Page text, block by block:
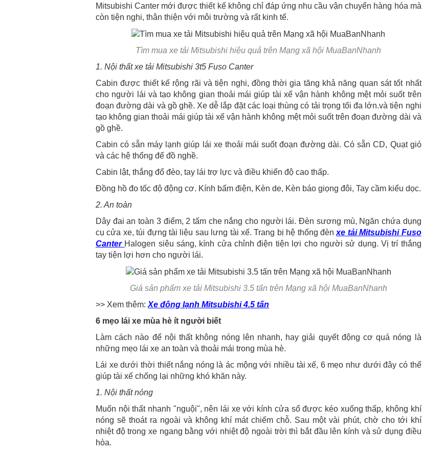
Mitsubishi Canter mới được thiết kế không chỉ đáp ứng nhu cầu vận chuyển hàng hóa mà
còn tiện nghi, thân thiện với môi trường và rất kinh tế.
Tìm mua xe tải Mitsubishi hiệu quả trên Mạng xã hội MuaBanNhanh
1. Nội thất xe tải Mitsubishi 3t5 Fuso Canter
Cabin được thiết kế rộng rãi và tiện nghi, đồng thời gia tăng khả năng quan sát tốt nhất
cho người lái và tạo không gian thoải mái giúp tài xế vận hành không mệt mỏi suốt trên
đoạn đường dài và gồ ghề. Xe dễ lắp đặt các loại thùng có tải trọng tối đa lớn.và tiện nghi
tạo không gian thoải mái giúp tài xế vận hành không mệt mỏi suốt trên đoạn đường dài và
gồ ghề.
Cabin có sẵn máy lạnh giúp lái xe thoải mái suốt đoạn đường dài. Có sẵn CD, Quạt gió
và các hệ thống để đồ nghề.
Cabin lật, thắng đổ đèo, tay lái trợ lực và điều khiển độ cao thấp.
Đồng hồ đo tốc độ động cơ. Kính bấm điện, Kèn de, Kèn báo giọng đôi, Tay cầm kiểu dọc.
2. An toàn
Dây đai an toàn 3 điểm, 2 tấm che nắng cho người lái. Đèn sương mù, Ngăn chứa dụng
cụ cửa xe, túi đựng tài liệu sau lưng tài xế. Trang bị hệ thống đènxe tải Mitsubishi Fuso
Canter Halogen siêu sáng, kính cửa chỉnh điện tiện lợi cho người sử dụng. Vị trí thắng
tay tiện lợi hơn cho người lái.
Giá sản phẩm xe tải Mitsubishi 3.5 tấn trên Mạng xã hội MuaBanNhanh
>> Xem thêm: Xe đông lạnh Mitsubishi 4.5 tấn
6 mẹo lái xe mùa hè ít người biết
Làm cách nào để nội thất không nóng lên nhanh, hay giải quyết động cơ quá nóng là
những mẹo lái xe an toàn và thoải mái trong mùa hè.
Lái xe dưới thời thiết nắng nóng là ác mộng với nhiều tài xế, 6 mẹo như dưới đây có thể
giúp tài xế chống lại những khó khăn này.
1. Nội thất nóng
Muốn nội thất nhanh "nguội", nên lái xe với kính cửa sổ được kéo xuống thấp, không khí
nóng sẽ thoát ra ngoài và không khí mát chiếm chỗ. Sau một vài phút, chờ cho tới khí
nhiệt độ trong xe ngang bằng với nhiệt độ ngoài trời thì bắt đầu lên kính và sử dụng điều
hòa.